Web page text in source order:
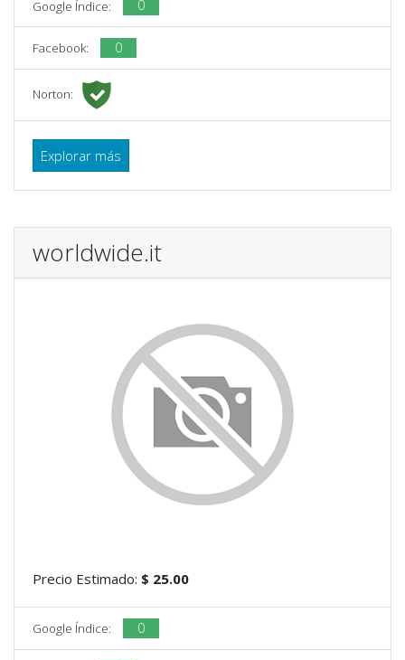
Google Índice: 0
Facebook: 0
Norton:
Explorar más
worldwide.it
Precio Estimado: $ 25.00
Google Índice: 0